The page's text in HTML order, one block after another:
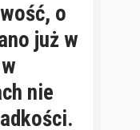
o
już w
nie